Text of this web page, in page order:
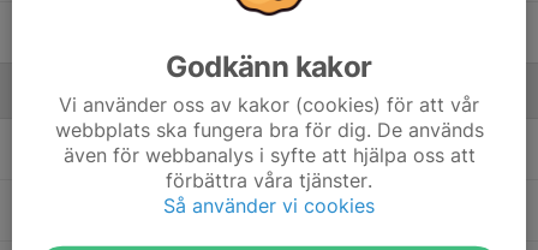
Ledare
Edvin BjörkvallAssisterande tränare
Johan BlomAss. tränare/Fystränare
Godkänn kakor
Vi använder oss av kakor (cookies) för att vår
webbplats ska fungera bra för dig. De används
även för webbanalys i syfte att hjälpa oss att
förbättra våra tjänster.
Så använder vi cookies